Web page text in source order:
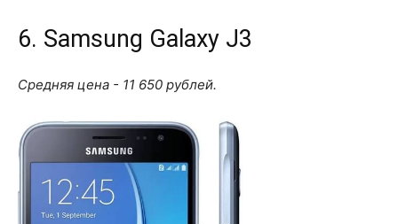
6. Samsung Galaxy J3
Средняя цена - 11 650 рублей.